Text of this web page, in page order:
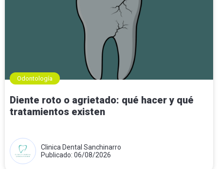
Odontología
Diente roto o agrietado: qué hacer y qué
tratamientos existen
Clinica Dental Sanchinarro
Publicado: 06/08/2026